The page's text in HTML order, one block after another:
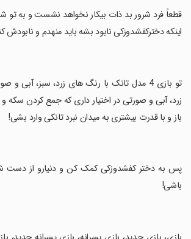
‏قطعاً فرد شرور بد ذات بیکار نخواهد نشست و به تو
اینکه دخترکفشدوزکی نابود بشه باید منهدم و نابودش
زرد، آبی و صورتی در اختیار داری که جمع کردن سکه و
باز و با قدرت بیشتری به میدان نبرد تانکی وارد بشی!
‏پس به دختر کفشدوزکی کمک کن و دنیارو از دست
باشی!